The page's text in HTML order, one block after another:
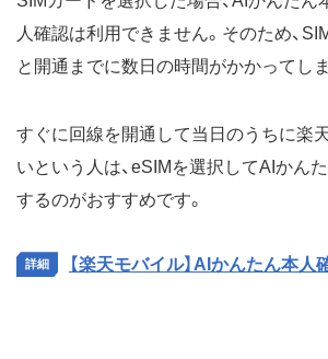
人確認は利用できません。そのため、
と開通までに数日の時間がかかってしま
すぐに回線を開通して当日のうちに楽
いという人は、eSIMを選択してAIかん
するのがおすすめです。
【楽天モバイル】AIかんたん本人